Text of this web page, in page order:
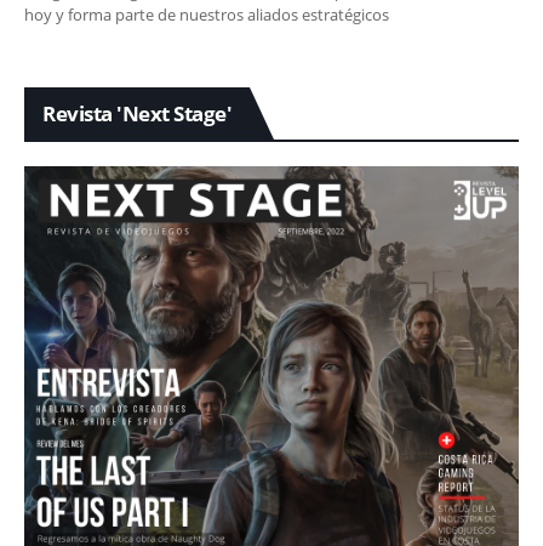
hoy y forma parte de nuestros aliados estratégicos
Revista 'Next Stage'